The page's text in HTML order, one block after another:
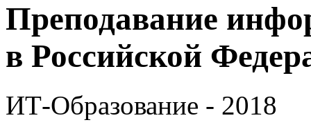
Преподавание
в Российской
ИТ-Образование - 2018